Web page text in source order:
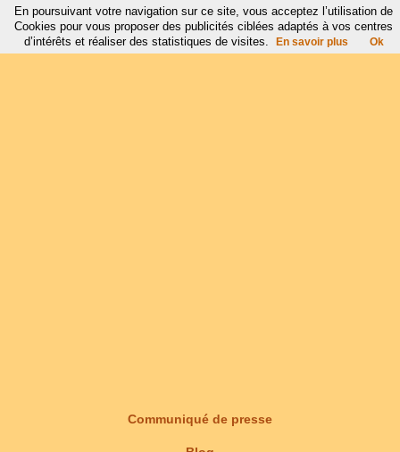
Communiqué de presse
En poursuivant votre navigation sur ce site, vous acceptez l’utilisation de
Cookies pour vous proposer des publicités ciblées adaptés à vos centres
d’intérêts et réaliser des statistiques de visites.
En savoir plus Ok